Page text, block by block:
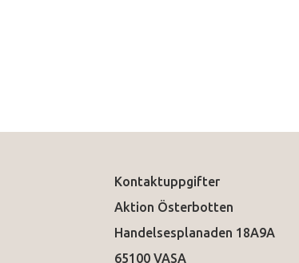
Kontaktuppgifter
Aktion Österbotten
Handelsesplanaden 18A9A
65100 VASA